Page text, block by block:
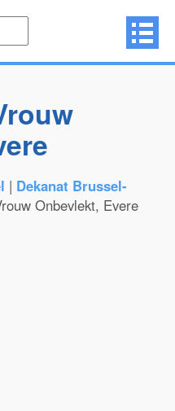
| Dekanat Brussel-
Onbevlekt, Evere